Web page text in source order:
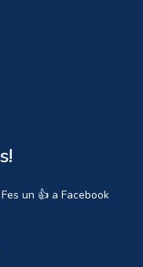
Fes un 👍 a Facebook